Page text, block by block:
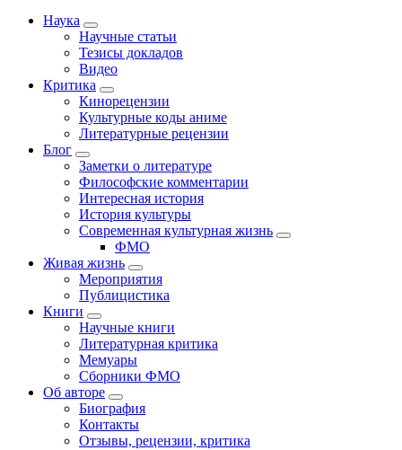
Наука
Научные статьи
Тезисы докладов
Видео
Критика
Кинорецензии
Культурные коды аниме
Литературные рецензии
Блог
Заметки о литературе
Философские комментарии
Интересная история
История культуры
Современная культурная жизнь
ФМО
Живая жизнь
Мероприятия
Публицистика
Книги
Научные книги
Литературная критика
Мемуары
Сборники ФМО
Об авторе
Биография
Контакты
Отзывы, рецензии, критика